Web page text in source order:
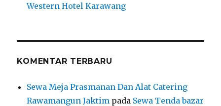
Western Hotel Karawang
KOMENTAR TERBARU
Sewa Meja Prasmanan Dan Alat Catering
Rawamangun Jaktim pada Sewa Tenda bazar